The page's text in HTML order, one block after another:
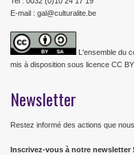
E-mail : gal@culturalite.be
L'ensemble du
mis à disposition sous licence CC
Newsletter
Restez informé des actions que
Inscrivez-vous à notre newsletter !